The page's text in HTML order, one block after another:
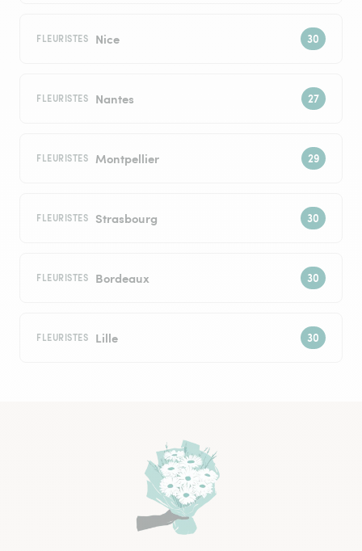
FLEURISTES Nice
FLEURISTES Nantes
FLEURISTES Montpellier
FLEURISTES Strasbourg
FLEURISTES Bordeaux
FLEURISTES Lille